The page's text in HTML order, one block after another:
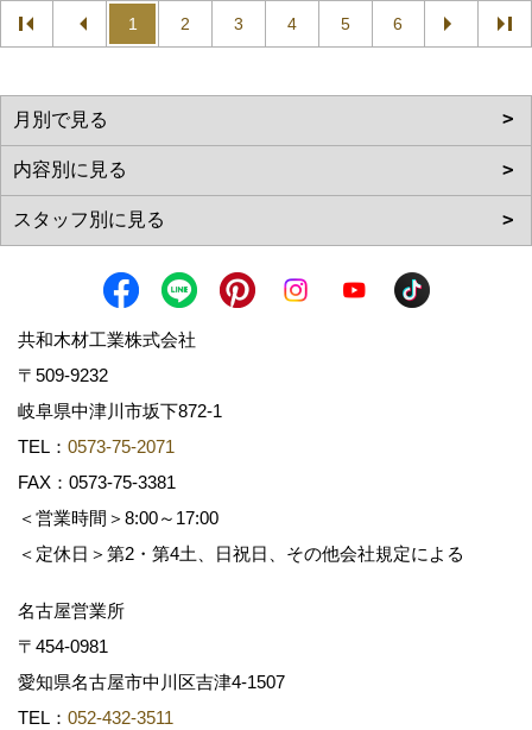
1 2 3 4 5 6
共和木材工業株式会社
〒509-9232
岐阜県中津川市坂下872‐1
TEL： 0573-75-2071
FAX：0573-75-3381
＜営業時間＞8:00～17:00
＜定休日＞第2・第4土、日祝日、その他会社規定による
名古屋営業所
〒454-0981
愛知県名古屋市中川区吉津4-1507
TEL： 052-432-3511